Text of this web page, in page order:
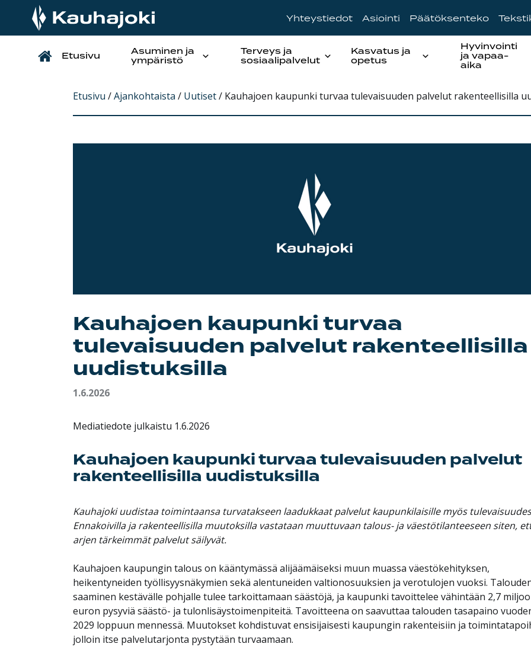
Yhteystiedot Asiointi Päätöksenteko
Päävalikko
Etusivu Asuminen ja
ympäristö
Terveys ja
sosiaalipalvelut
Kasvatus ja
opetus
Hyvinvointi
ja vapaa-
aika
Etusivu /Ajankohtaista / Uutiset/ Kauhajoen kaupunki turvaa tulevaisuuden palvelut rakenteellisilla
Kauhajoen kaupunki turvaa
tulevaisuuden palvelut rakenteellisilla
uudistuksilla
1.6.2026
Mediatiedote julkaistu 1.6.2026
Kauhajoen kaupunki turvaa tulevaisuuden palvelut
rakenteellisilla uudistuksilla
Kauhajoki uudistaa toimintaansa turvatakseen laadukkaat palvelut kaupunkilaisille myös
Ennakoivilla ja rakenteellisilla muutoksilla vastataan muuttuvaan talous- ja väestötilanteeseen siten,
arjen tärkeimmät palvelut säilyvät.
Kauhajoen kaupungin talous on kääntymässä alijäämäiseksi muun muassa väestökehityksen,
heikentyneiden työllisyysnäkymien sekä alentuneiden valtionosuuksien ja verotulojen vuoksi.
saaminen kestävälle pohjalle tulee tarkoittamaan säästöjä, ja kaupunki tavoittelee vähintään 2,7
euron pysyviä säästö- ja tulonlisäystoimenpiteitä. Tavoitteena on saavuttaa talouden tasapaino
2029 loppuun mennessä. Muutokset kohdistuvat ensisijaisesti kaupungin rakenteisiin ja
jolloin itse palvelutarjonta pystytään turvaamaan.